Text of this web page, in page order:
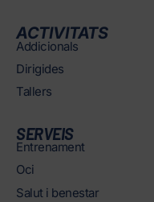
ACTIVITATS
Addicionals
Dirigides
Tallers
SERVEIS
Entrenament
Oci
Salut i benestar